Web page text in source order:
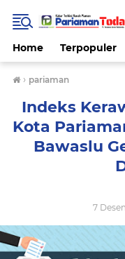
Home Terpopuler
› pariaman
Indeks
Kota
Bawaslu
7